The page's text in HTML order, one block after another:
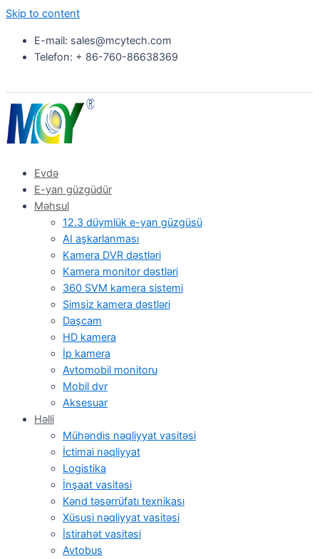
Skip to content
E-mail: sales@mcytech.com
Telefon: + 86-760-86638369
Evdə
E-yan güzgüdür
Məhsul
12.3 düymlük e-yan güzgüsü
AI aşkarlanması
Kamera DVR dəstləri
Kamera monitor dəstləri
360 SVM kamera sistemi
Simsiz kamera dəstləri
Daşcam
HD kamera
İp kamera
Avtomobil monitoru
Mobil dvr
Aksesuar
Həlli
Mühəndis nəqliyyat vasitəsi
İctimai nəqliyyat
Logistika
İnşaat vasitəsi
Kənd təsərrüfatı texnikası
Xüsusi nəqliyyat vasitəsi
İstirahət vasitəsi
Avtobus